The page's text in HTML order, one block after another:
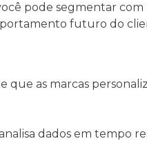
pode segmentar
futuro do
que as marcas
dados em tempo